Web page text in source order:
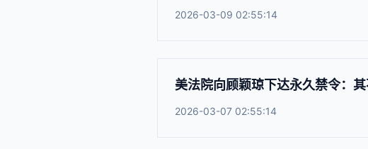
2026-03-09 02:55:14
美法院向顾颖琼下达永久禁令：
2026-03-07 02:55:14